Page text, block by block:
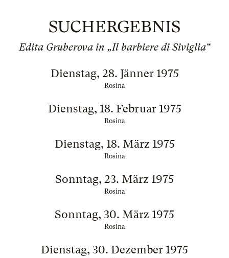
SUCHERGEBNIS
Edita Gruberova in „Il barbiere di Siviglia“
Dienstag, 28. Jänner 1975
Rosina
Dienstag, 18. Februar 1975
Rosina
Dienstag, 18. März 1975
Rosina
Sonntag, 23. März 1975
Rosina
Sonntag, 30. März 1975
Rosina
Dienstag, 30. Dezember 1975